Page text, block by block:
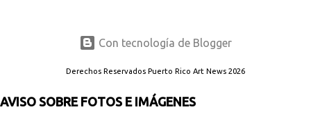
Con tecnología de Blogger
Derechos Reservados Puerto Rico Art News 2026
AVISO SOBRE FOTOS E IMÁGENES